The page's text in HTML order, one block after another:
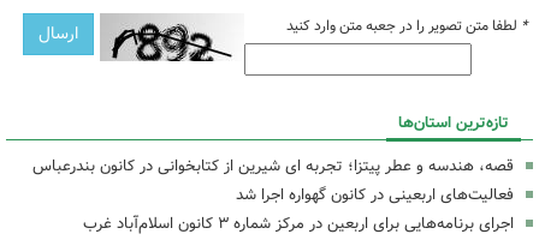
* لطفا متن تصویر را در جعبه متن وارد کنید
تازه‌ترین استان‌ها
قصه، هندسه و عطر پیتزا؛ تجربه ای شیرین از کتابخوانی در کانون بندرعباس
فعالیت‌های اربعینی در کانون گهواره اجرا شد
اجرای برنامه‌هایی برای اربعین در مرکز شماره ۳ کانون اسلام‌آباد غرب